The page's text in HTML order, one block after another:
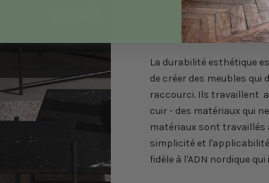
À
La durabilité esthétique
de créer des meubles qui
raccourci. Ils travaillent
cuir - des matériaux qui
matériaux sont travaillés
simplicité et
fidèle à l'ADN nordique qui